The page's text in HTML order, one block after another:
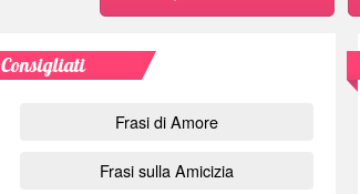
Consigliati
Frasi di Amore
Frasi sulla Amicizia